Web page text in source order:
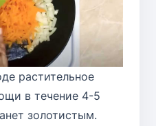
растительное
в течение 4-5
золотистым.